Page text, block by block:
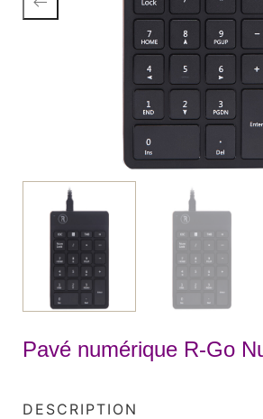
Pavé numérique R-Go
DESCRIPTION